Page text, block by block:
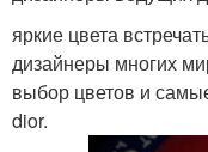
яркие цвета
дизайнеры многих
выбор цветов и
dior.